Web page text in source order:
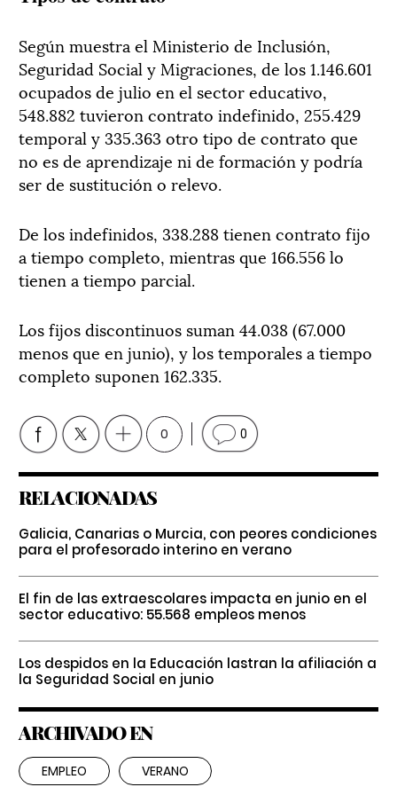
Según muestra el Ministerio de Inclusión,
Seguridad Social y Migraciones, de los 1.146.601
ocupados de julio en el sector educativo,
548.882 tuvieron contrato indefinido, 255.429
temporal y 335.363 otro tipo de contrato que
no es de aprendizaje ni de formación y podría
ser de sustitución o relevo.
De los indefinidos, 338.288 tienen contrato fijo
a tiempo completo, mientras que 166.556 lo
tienen a tiempo parcial.
Los fijos discontinuos suman 44.038 (67.000
menos que en junio), y los temporales a tiempo
completo suponen 162.335.
0 0
RELACIONADAS
Galicia, Canarias o Murcia, con peores condiciones
para el profesorado interino en verano
El fin de las extraescolares impacta en junio en el
sector educativo: 55.568 empleos menos
Los despidos en la Educación lastran la afiliación a
la Seguridad Social en junio
ARCHIVADO EN
EMPLEO VERANO